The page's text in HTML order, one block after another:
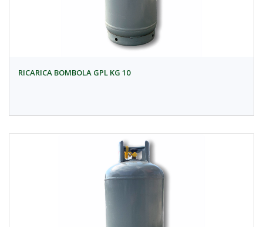
RICARICA BOMBOLA GPL KG 10